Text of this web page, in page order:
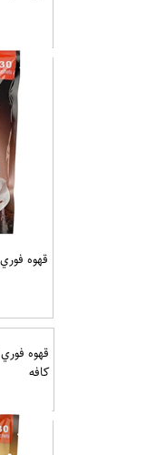
قهوه
قهوه
کافه